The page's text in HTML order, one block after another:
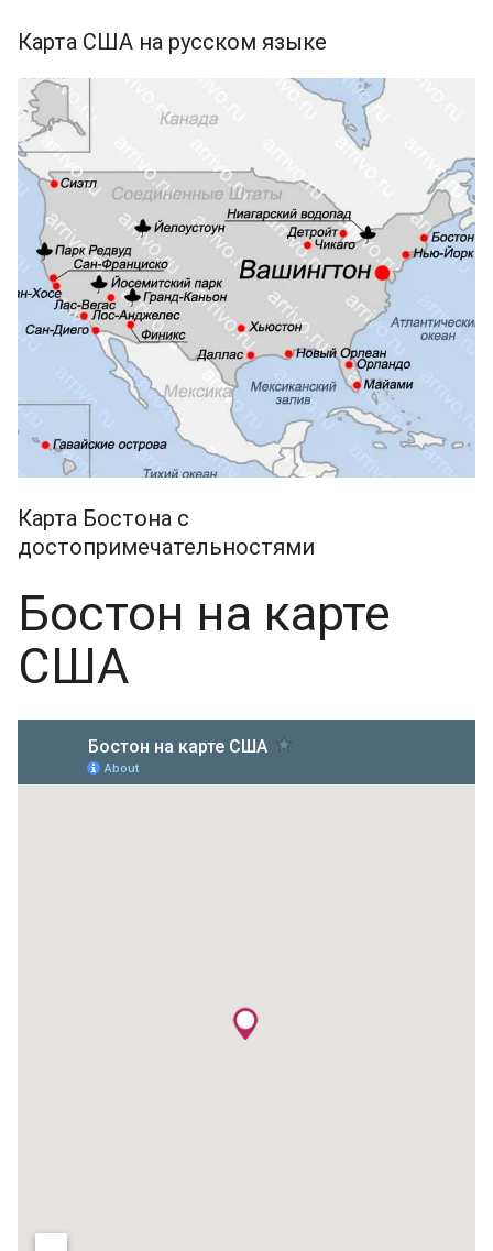
Карта США на русском языке
Карта Бостона с
достопримечательностями
Бостон на карте
США